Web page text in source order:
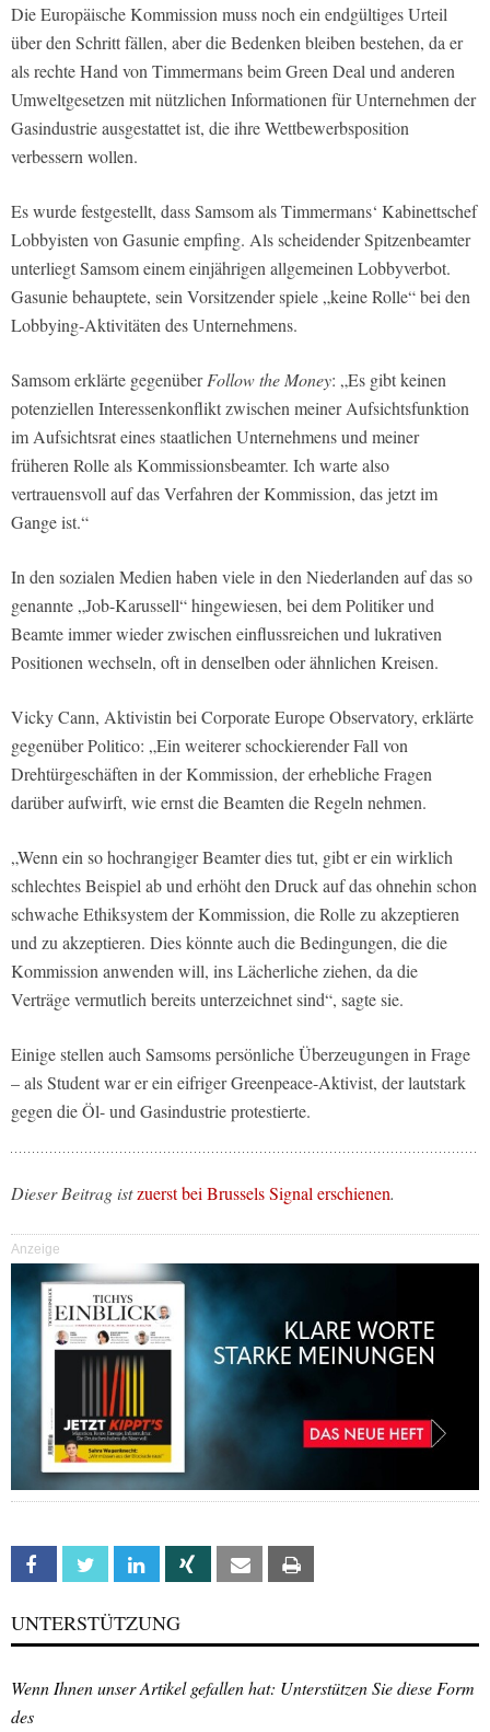
Die Europäische Kommission muss noch ein endgültiges Urteil
über den Schritt fällen, aber die Bedenken bleiben bestehen, da er
als rechte Hand von Timmermans beim Green Deal und anderen
Umweltgesetzen mit nützlichen Informationen für Unternehmen der
Gasindustrie ausgestattet ist, die ihre Wettbewerbsposition
verbessern wollen.
Es wurde festgestellt, dass Samsom als Timmermans‘ Kabinettschef
Lobbyisten von Gasunie empfing. Als scheidender Spitzenbeamter
unterliegt Samsom einem einjährigen allgemeinen Lobbyverbot.
Gasunie behauptete, sein Vorsitzender spiele „keine Rolle“ bei den
Lobbying-Aktivitäten des Unternehmens.
Samsom erklärte gegenüberFollow the Money: „Es gibt keinen
potenziellen Interessenkonflikt zwischen meiner Aufsichtsfunktion
im Aufsichtsrat eines staatlichen Unternehmens und meiner
früheren Rolle als Kommissionsbeamter. Ich warte also
vertrauensvoll auf das Verfahren der Kommission, das jetzt im
Gange ist.“
In den sozialen Medien haben viele in den Niederlanden auf das so
genannte „Job-Karussell“ hingewiesen, bei dem Politiker und
Beamte immer wieder zwischen einflussreichen und lukrativen
Positionen wechseln, oft in denselben oder ähnlichen Kreisen.
Vicky Cann, Aktivistin bei Corporate Europe Observatory, erklärte
gegenüber Politico: „Ein weiterer schockierender Fall von
Drehtürgeschäften in der Kommission, der erhebliche Fragen
darüber aufwirft, wie ernst die Beamten die Regeln nehmen.
„Wenn ein so hochrangiger Beamter dies tut, gibt er ein wirklich
schlechtes Beispiel ab und erhöht den Druck auf das ohnehin schon
schwache Ethiksystem der Kommission, die Rolle zu akzeptieren
und zu akzeptieren. Dies könnte auch die Bedingungen, die die
Kommission anwenden will, ins Lächerliche ziehen, da die
Verträge vermutlich bereits unterzeichnet sind“, sagte sie.
Einige stellen auch Samsoms persönliche Überzeugungen in Frage
– als Student war er ein eifriger Greenpeace-Aktivist, der lautstark
gegen die Öl- und Gasindustrie protestierte.
Dieser Beitrag istzuerst bei Brussels Signal erschienen.
Anzeige
Facebook Twitter Linkedin Xing Email
UNTERSTÜTZUNG
Wenn Ihnen unser Artikel gefallen hat: Unterstützen Sie diese Form
des